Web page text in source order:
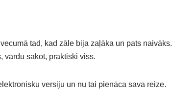
tad, kad zāle bija zaļāka un pats naivāks.
vārdu sakot, praktiski viss.
versiju un nu tai pienāca sava reize.